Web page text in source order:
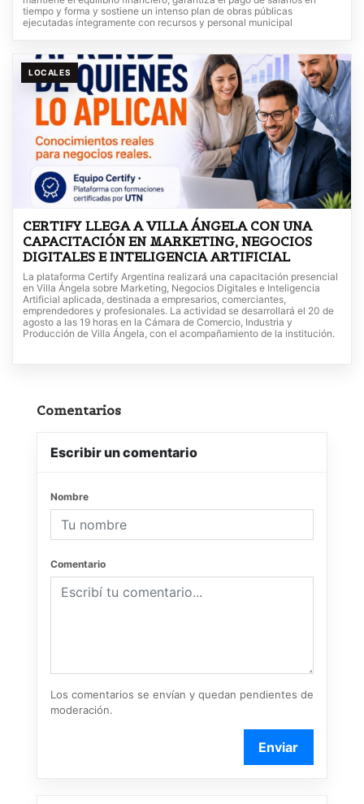
tiempo y forma y sostiene un intenso plan de obras públicas
ejecutadas íntegramente con recursos y personal municipal
LOCALES
CERTIFY LLEGA A VILLA ÁNGELA CON UNA
CAPACITACIÓN EN MARKETING, NEGOCIOS
DIGITALES E INTELIGENCIA ARTIFICIAL
La plataforma Certify Argentina realizará una capacitación presencial
en Villa Ángela sobre Marketing, Negocios Digitales e Inteligencia
Artificial aplicada, destinada a empresarios, comerciantes,
emprendedores y profesionales. La actividad se desarrollará el 20 de
agosto a las 19 horas en la Cámara de Comercio, Industria y
Producción de Villa Ángela, con el acompañamiento de la institución.
Comentarios
Escribir un comentario
Nombre
Comentario
Los comentarios se envían y quedan pendientes de
moderación.
Enviar